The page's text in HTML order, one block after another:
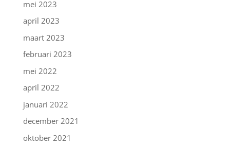
mei 2023
april 2023
maart 2023
februari 2023
mei 2022
april 2022
januari 2022
december 2021
oktober 2021